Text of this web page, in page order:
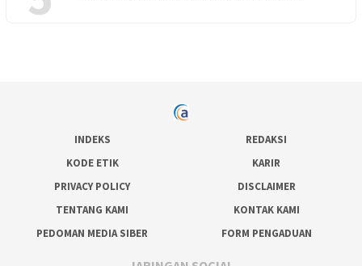
INDEKS
REDAKSI
KODE ETIK
KARIR
PRIVACY POLICY
DISCLAIMER
TENTANG KAMI
KONTAK KAMI
PEDOMAN MEDIA SIBER
FORM PENGADUAN